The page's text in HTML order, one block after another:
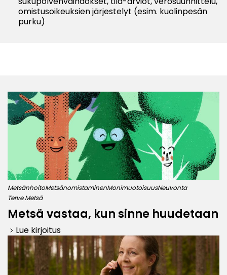
omistusoikeuksien järjestelyt (esim. kuolinpesän
purku)
MetsänhoitoMetsänomistaminenMonimuotoisuusNeuvonta
Terve Metsä
Metsä vastaa, kun sinne huudetaan
keyboard_arrow_right Lue kirjoitus